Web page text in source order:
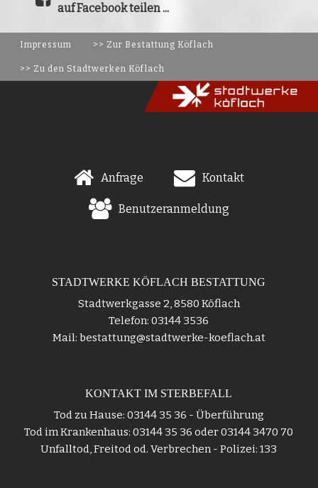
auf Facebook teilen ...
Impressum >> Zur Bestattung Köflach
>> Zu den Stadtwerken Köflach
Anfrage Kontakt
Benutzeranmeldung
STADTWERKE KÖFLACH BESTATTUNG
Stadtwerkgasse 2, 8580 Köflach
Telefon: 03144 3536
Mail: bestattung@stadtwerke-koeflach.at
KONTAKT IM STERBEFALL
Tod zu Hause: 03144 35 36 - Überführung
Tod im Krankenhaus: 03144 35 36 oder 03144 3470 70
Unfalltod, Freitod od. Verbrechen - Polizei: 133